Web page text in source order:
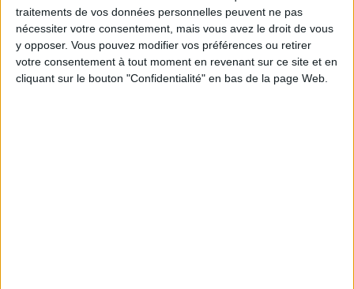
traitements de vos données personnelles peuvent ne pas
nécessiter votre consentement, mais vous avez le droit de vous
y opposer. Vous pouvez modifier vos préférences ou retirer
votre consentement à tout moment en revenant sur ce site et en
cliquant sur le bouton "Confidentialité" en bas de la page Web.